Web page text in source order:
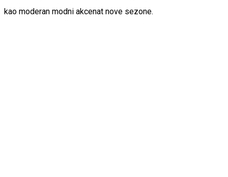
kao moderan modni akcenat nove sezone.